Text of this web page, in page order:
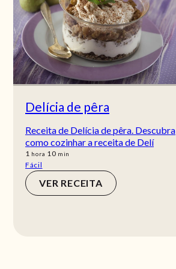
Delícia de pêra
Receita de Delícia de pêra. Descubra
como cozinhar a receita de Delí
1 hora
hora 10min
min
Fácil
VER RECEITA